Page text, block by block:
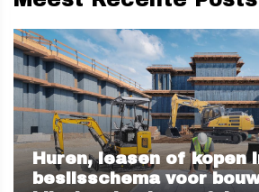
Huren, leasen of kopen
beslisschema voor